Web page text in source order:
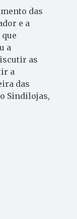
das
e a
a
as
a
das
Sindilojas,